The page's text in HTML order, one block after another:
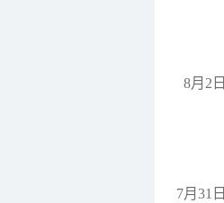
8月2日
7月31日